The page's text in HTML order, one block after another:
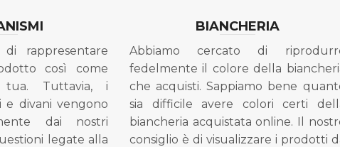
rappresentare
così come
Tuttavia, i
e divani vengono
dai nostri
legate alla
BIANCHERIA
Abbiamo cercato di
fedelmente il colore della
che acquisti. Sappiamo bene
sia difficile avere colori certi
biancheria acquistata online. Il
consiglio è di visualizzare i prodotti